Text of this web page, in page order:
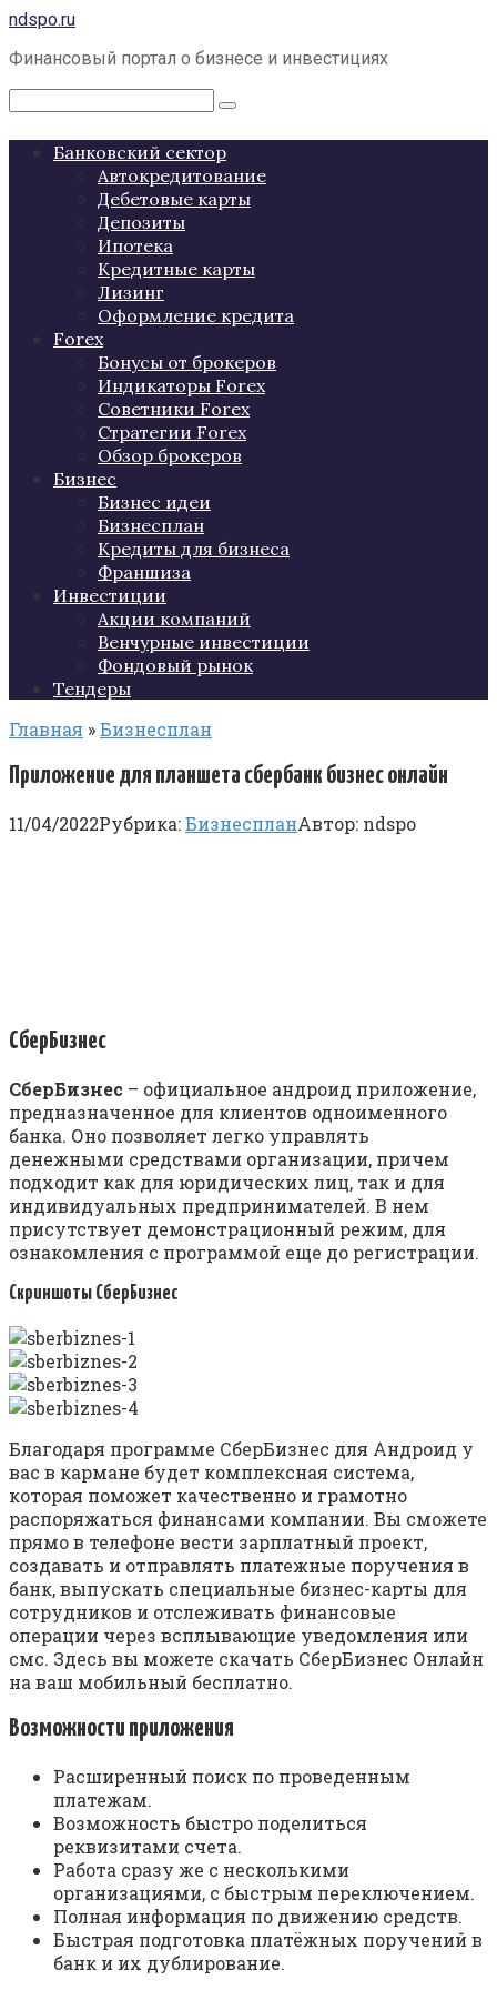
Перейти
контенту
ndspo.ru
Финансовый портал о бизнесе и инвестициях
Поиск:
Банковский сектор
Автокредитование
Дебетовые карты
Депозиты
Ипотека
Кредитные карты
Лизинг
Оформление кредита
Forex
Бонусы от брокеров
Индикаторы Forex
Советники Forex
Стратегии Forex
Обзор брокеров
Бизнес
Бизнес идеи
Бизнесплан
Кредиты для бизнеса
Франшиза
Инвестиции
Акции компаний
Венчурные инвестиции
Фондовый рынок
Тендеры
Главная »Бизнесплан
Приложение для планшета сбербанк бизнес онлайн
11/04/2022Рубрика:БизнеспланАвтор: ndspo
СберБизнес
СберБизнес – официальное андроид приложение,
предназначенное для клиентов одноименного
банка. Оно позволяет легко управлять
денежными средствами организации, причем
подходит как для юридических лиц, так и для
индивидуальных предпринимателей. В нем
присутствует демонстрационный режим, для
ознакомления с программой еще до регистрации.
Скриншоты СберБизнес
Благодаря программе СберБизнес для Андроид у
вас в кармане будет комплексная система,
которая поможет качественно и грамотно
распоряжаться финансами компании. Вы сможете
прямо в телефоне вести зарплатный проект,
создавать и отправлять платежные поручения в
банк, выпускать специальные бизнес-карты для
сотрудников и отслеживать финансовые
операции через всплывающие уведомления или
смс. Здесь вы можете скачать СберБизнес Онлайн
на ваш мобильный бесплатно.
Возможности приложения
Расширенный поиск по проведенным
платежам.
Возможность быстро поделиться
реквизитами счета.
Работа сразу же с несколькими
организациями, с быстрым переключением.
Полная информация по движению средств.
Быстрая подготовка платёжных поручений в
банк и их дублирование.